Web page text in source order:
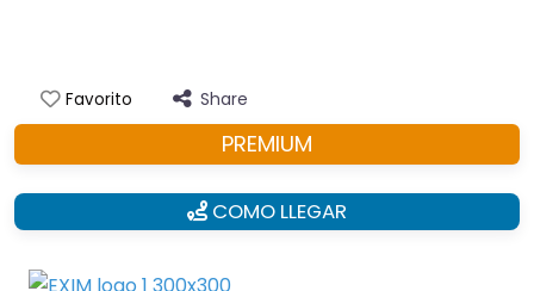
Favorito Share
PREMIUM
COMO LLEGAR